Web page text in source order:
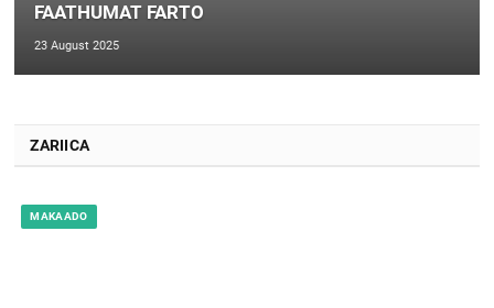
FAATHUMAT FARTO
23 August 2025
ZARIICA
MAKAADO